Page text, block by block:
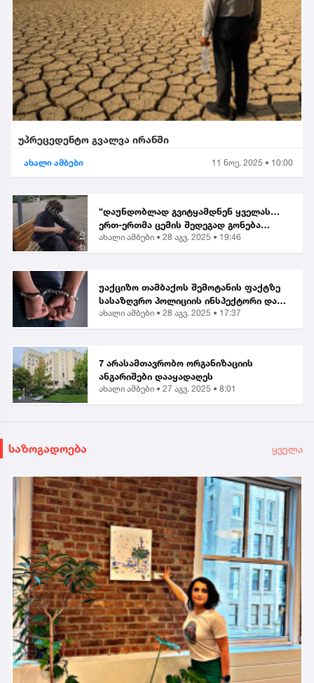
უპრეცედენტო გვალვა ირანში
ახალი ამბები 11 ნოე. 2025 • 10:00
“დაუნდობლად გვიტყამდნენ ყველას…
ერთ-ერთმა ცემის შედეგად გონება
დაკარგა” | მოქალაქე ბათუმში მომხდარ
ახალი ამბები • 28 აგვ. 2025 • 19:46
უაქციზო თამბაქოს შემოტანის ფაქტზე
სასაზღვრო პოლიციის ინსპექტორი და
ერთი პირი დააკავეს
ახალი ამბები • 28 აგვ. 2025 • 17:37
7 არასამთავრობო ორგანიზაციის
ანგარიშები დააყადაღეს
ახალი ამბები • 27 აგვ. 2025 • 8:01
საზოგადოება ყველა